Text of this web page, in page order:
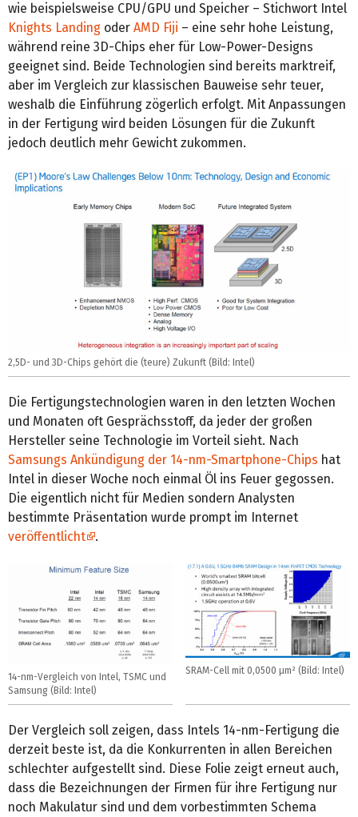
wie beispielsweise CPU/GPU und Speicher – Stichwort Intel
Knights Landing oder AMD Fiji – eine sehr hohe Leistung,
während reine 3D-Chips eher für Low-Power-Designs
geeignet sind. Beide Technologien sind bereits marktreif,
aber im Vergleich zur klassischen Bauweise sehr teuer,
weshalb die Einführung zögerlich erfolgt. Mit Anpassungen
in der Fertigung wird beiden Lösungen für die Zukunft
jedoch deutlich mehr Gewicht zukommen.
2,5D- und 3D-Chips gehört die (teure) Zukunft (Bild: Intel)
Die Fertigungstechnologien waren in den letzten Wochen
und Monaten oft Gesprächsstoff, da jeder der großen
Hersteller seine Technologie im Vorteil sieht. Nach
Samsungs Ankündigung der 14-nm-Smartphone-Chips hat
Intel in dieser Woche noch einmal Öl ins Feuer gegossen.
Die eigentlich nicht für Medien sondern Analysten
bestimmte Präsentation wurde prompt im Internet
veröffentlicht
.
14-nm-Vergleich von Intel, TSMC und
Samsung (Bild: Intel)
SRAM-Cell mit 0,0500 µm² (Bild: Intel)
Der Vergleich soll zeigen, dass Intels 14-nm-Fertigung die
derzeit beste ist, da die Konkurrenten in allen Bereichen
schlechter aufgestellt sind. Diese Folie zeigt erneut auch,
dass die Bezeichnungen der Firmen für ihre Fertigung nur
noch Makulatur sind und dem vorbestimmten Schema